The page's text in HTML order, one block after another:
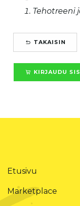
Tehotreeni
TAKAISIN
KIRJAUDU
Etusivu
Marketplace